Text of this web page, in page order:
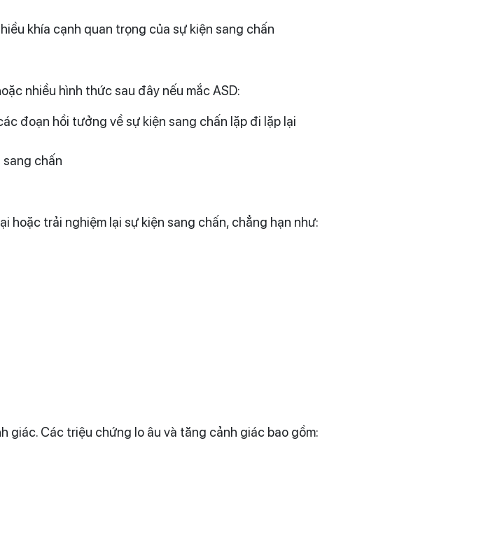
khía cạnh quan trọng của sự kiện sang chấn
nhiều hình thức sau đây nếu mắc ASD:
đoạn hồi tưởng về sự kiện sang chấn lặp đi lặp lại
sang chấn
hoặc trải nghiệm lại sự kiện sang chấn, chẳng hạn như:
giác. Các triệu chứng lo âu và tăng cảnh giác bao gồm: